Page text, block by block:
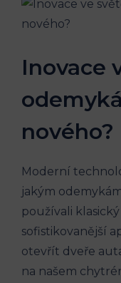
Inovace
nového?
Moderní
jakým
používali
sofistikovanější
otevřít dveře
na našem